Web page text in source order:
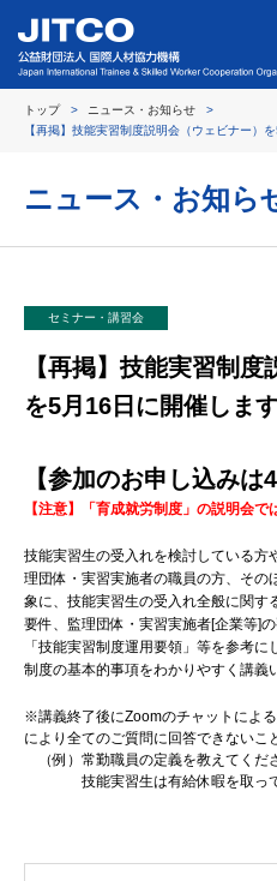
トップ
ニュース・お知らせ
【再掲】技能実習制度説明会（ウェビナー）
ニュース・お知ら
セミナー・講習会
【再掲】技能実習制度
を5月16日に開催しま
【参加のお申し込みは
【注意】「育成就労制度」の説明会で
技能実習生の受入れを検討している方
理団体・実習実施者の職員の方、その
象に、技能実習生の受入れ全般に関す
要件、監理団体・実習実施者[企業等]
「技能実習制度運用要領」等を参考に
制度の基本的事項をわかりやすく講義
※講義終了後にZoomのチャットによ
により全てのご質問に回答できないこ
（例）常勤職員の定義を教えてくだ
技能実習生は有給休暇を取っ